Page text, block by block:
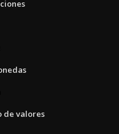
de valores